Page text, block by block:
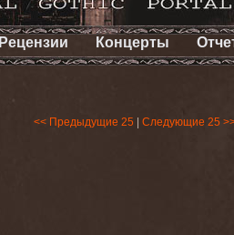
Рецензии Концерты
<< Предыдущие 25 Следующие 25